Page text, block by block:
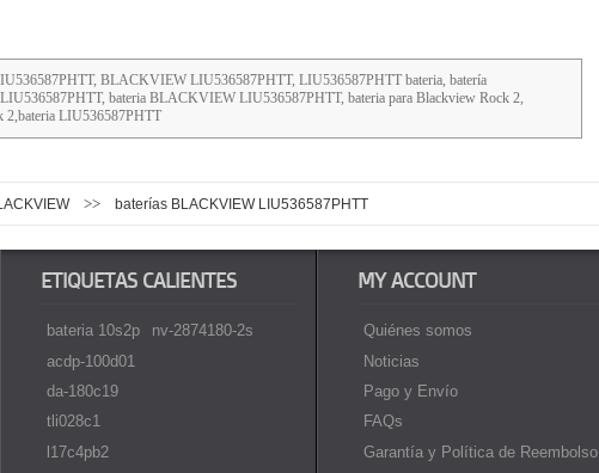
BLACKVIEW LIU536587PHTT, LIU536587PHTT bateria, batería
bateria BLACKVIEW LIU536587PHTT, bateria para Blackview Rock 2,
2,bateria LIU536587PHTT
>> baterías BLACKVIEW LIU536587PHTT
ETIQUETAS CALIENTES
bateria 10s2p
acdp-100d01
da-180c19
tli028c1
l17c4pb2
nv-2874180-2s
MY ACCOUNT
Quiénes somos
Noticias
Pago y Envío
FAQs
Garantía y Política de Reembolso